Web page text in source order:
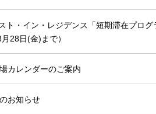
ト・イン・レジデンス「短期滞在プロ
28日(金)まで）
カレンダーのご案内
お知らせ